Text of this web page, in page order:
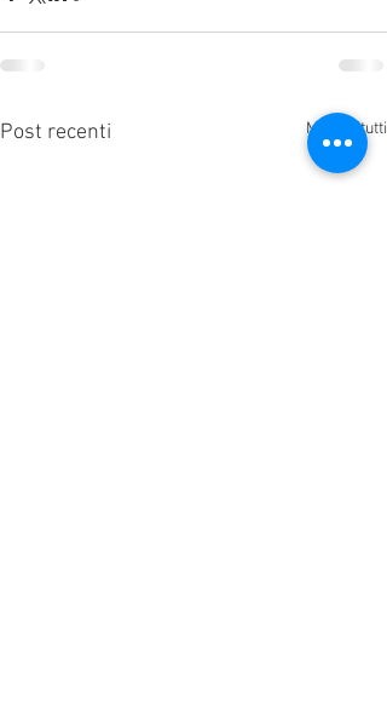
Post recenti Mostra tutti